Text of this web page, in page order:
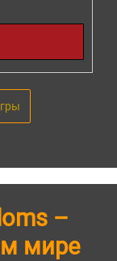
–
мире